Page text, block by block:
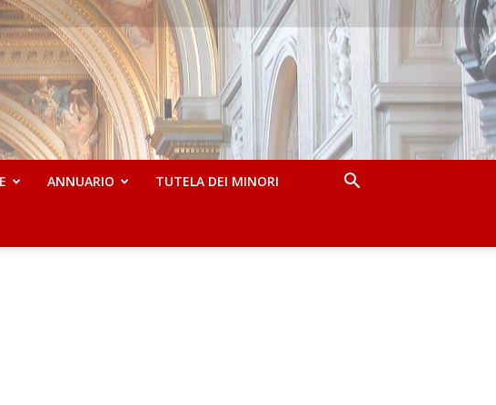
ANNUARIO TUTELA DEI MINORI